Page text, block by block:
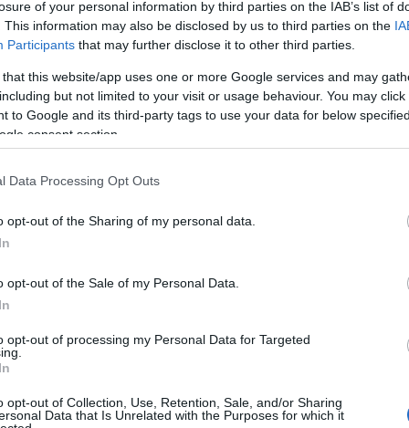
of your personal information by third parties on the IAB’s list of
This information may also be disclosed by us to third parties on the
Participants that may further disclose it to other third parties.
that this website/app uses one or more Google services and may
but not limited to your visit or usage behaviour. You may
to Google and its third-party tags to use your data for below
consent section.
Data Processing Opt Outs
opt-out of the Sharing of my personal data.
opt-out of the Sale of my Personal Data.
opt-out of processing my Personal Data for Targeted
opt-out of Collection, Use, Retention, Sale, and/or Sharing
Data that Is Unrelated with the Purposes for which it
A
A